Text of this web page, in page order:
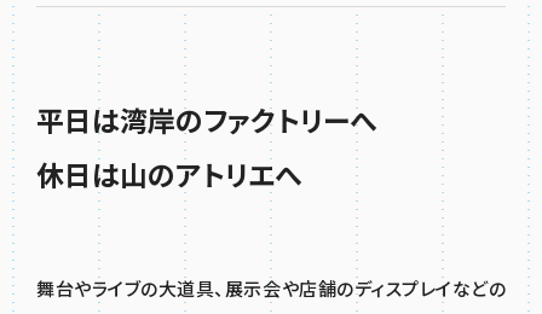
平日は湾岸のファクトリーへ
休日は山のアトリエへ
舞台やライブの大道具、展示会や店舗のディスプレイなどの